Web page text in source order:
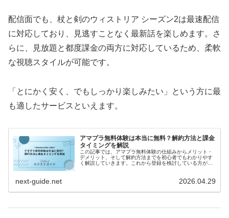
配信面でも、杖と剣のウィストリア シーズン2は最速配信
に対応しており、見逃すことなく最新話を楽しめます。さ
らに、見放題と都度課金の両方に対応しているため、柔軟
な視聴スタイルが可能です。
「とにかく安く、でもしっかり楽しみたい」という方に最
も適したサービスといえます。
アマプラ無料体験は本当に無料？解約方法と課金
タイミングを解説
この記事では、アマプラ無料体験の仕組みからメリット・
デメリット、そして解約方法までを初心者でもわかりやす
く解説していきます。これから登録を検討している方が
next-guide.net 2026.04.29